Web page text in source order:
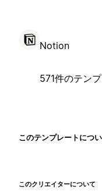
Notion
571件のテン
このテンプレートにつ
このクリエイターについて